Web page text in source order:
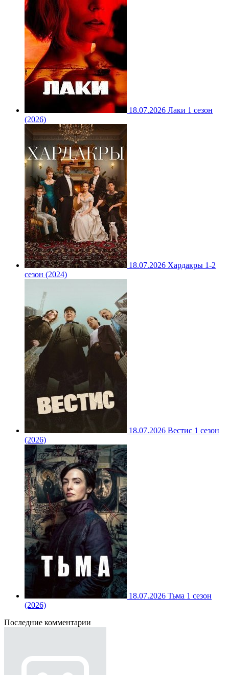
18.07.2026 Лаки 1 сезон
(2026)
18.07.2026 Хардакры 1-2
сезон (2024)
18.07.2026 Вестис 1 сезон
(2026)
18.07.2026 Тьма 1 сезон
(2026)
Последние комментарии